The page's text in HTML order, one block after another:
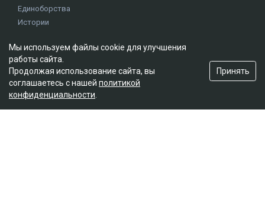
Единоборства
Истории
Редакция
О проекте
Правила сайта
Мы используем файлы cookie для улучшения
работы сайта.
Продолжая использование сайта, вы
соглашаетесь с нашей политикой
конфиденциальности
Принять